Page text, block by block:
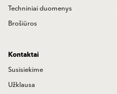
Tehnilised andmed
Brošüürid
Kontaktid
Võtame ühendust
Päring